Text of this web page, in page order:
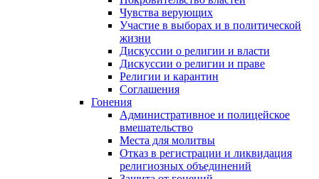
Чувства верующих
Участие в выборах и в политической
жизни
Дискуссии о религии и власти
Дискуссии о религии и праве
Религии и карантин
Соглашения
Гонения
Административное и полицейское
вмешательство
Места для молитвы
Отказ в регистрации и ликвидация
религиозных объединений